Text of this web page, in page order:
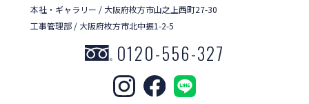
本社・ギャラリー / 大阪府枚方市山之上西町27-30
工事管理部 / 大阪府枚方市北中振1-2-5
0120-556-327